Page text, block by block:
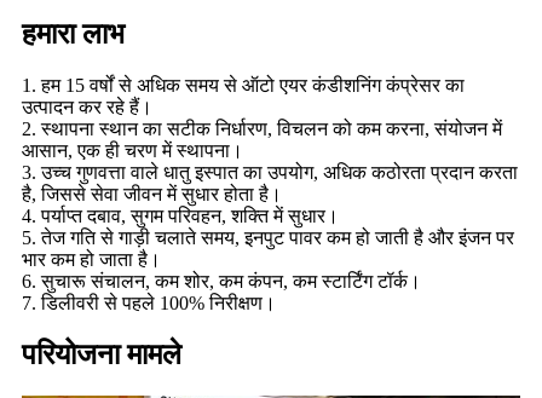
हमारा लाभ
1. हम 15 वर्षों से अधिक समय से ऑटो एयर कंडीशनिंग कंप्रेसर का
उत्पादन कर रहे हैं।
2. स्थापना स्थान का सटीक निर्धारण, विचलन को कम करना, संयोजन में
आसान, एक ही चरण में स्थापना।
3. उच्च गुणवत्ता वाले धातु इस्पात का उपयोग, अधिक कठोरता प्रदान करता
है, जिससे सेवा जीवन में सुधार होता है।
4. पर्याप्त दबाव, सुगम परिवहन, शक्ति में सुधार।
5. तेज गति से गाड़ी चलाते समय, इनपुट पावर कम हो जाती है और इंजन पर
भार कम हो जाता है।
6. सुचारू संचालन, कम शोर, कम कंपन, कम स्टार्टिंग टॉर्क।
7. डिलीवरी से पहले 100% निरीक्षण।
परियोजना मामले